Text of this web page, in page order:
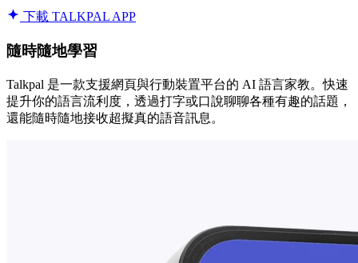
下載 TALKPAL APP
隨時隨地學習
Talkpal 是一款支援網頁與行動裝置平台的 AI 語言家教。快速
提升你的語言流利度，透過打字或口說聊聊各種有趣的話題，
還能隨時隨地接收超擬真的語音訊息。